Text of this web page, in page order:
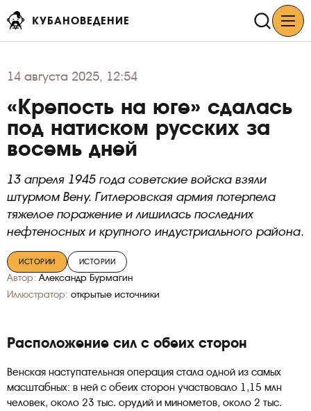
КУБАНОВЕДЕНИЕ
14 августа 2025, 12:54
«Крепость на юге» сдалась
под натиском русских за
восемь дней
13 апреля 1945 года советские войска взяли
штурмом Вену. Гитлеровская армия потерпела
тяжелое поражение и лишилась последних
нефтеносных и крупного индустриального района.
ИСТОРИИ ИСТОРИИ
Автор: Александр Бурмагин
Иллюстратор: открытые источники
Расположение сил с обеих сторон
Венская наступательная операция стала одной из самых
масштабных: в ней с обеих сторон участвовало 1,15 млн
человек, около 23 тыс. орудий и минометов, около 2 тыс.